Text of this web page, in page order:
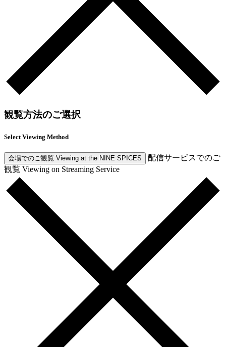
観覧方法のご選択
Select Viewing Method
会場でのご観覧 Viewing at the NINE SPICES
配信サービスでのご
観覧 Viewing on Streaming Service